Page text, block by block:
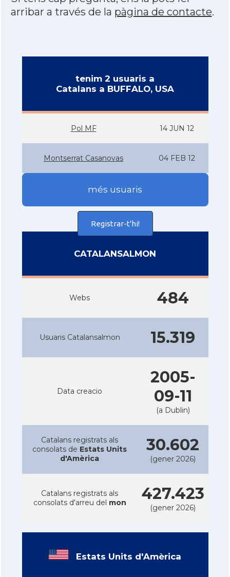
arribar a través de la pàgina de contacte.
tenim 2 usuaris a
Catalans a BUFFALO, USA
Pol MF 14 JUN 12
Montserrat Casanovas 04 FEB 12
més usuaris
Registrar-t'hi!
CATALANSALMON
Webs 484
Usuaris Catalansalmon 15.319
Data creacio
2005-
09-11
(a Dublin)
Catalans registrats als
consolats de Estats Units
d'Amèrica
30.602
(gener 2026)
Catalans registrats als
consolats d'arreu del mon 427.423
(gener 2026)
Estats Units d'Amèrica